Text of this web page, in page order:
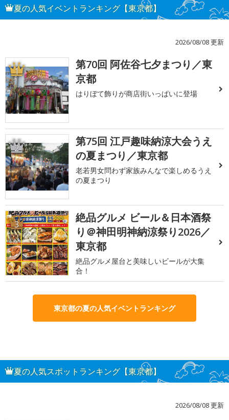
夏の人気イベントランキング【東京都】
2026/08/08 更新
1
第70回 阿佐谷七夕まつり／東
京都
はりぼて飾りが商店街いっぱいに登場
2
第75回 江戸趣味納涼大会うえ
の夏まつり／東京都
老若男女問わず家族みんなで楽しめるうえ
の夏まつり
3
絶品グルメ ビール＆日本酒祭
り＠神田明神納涼祭り2026／
東京都
絶品グルメ屋台と美味しいビールが大集
合！
東京都の夏の人気イベントランキング
夏の人気スポットランキング【東京都】
2026/08/08 更新